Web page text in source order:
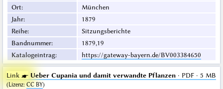
Ort:
München
Jahr:
1879
Reihe:
Sitzungsberichte
Bandnummer:
1879,19
Katalogeintrag: https://gateway-bayern.de/BV003384650
Link ☛ Ueber Cupania und damit verwandte Pflanzen· PDF · 5 MB
(Lizenz:CC BY)